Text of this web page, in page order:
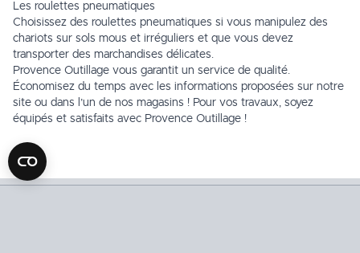
Les roulettes pneumatiques
Choisissez des roulettes pneumatiques si vous manipulez des
chariots sur sols mous et irréguliers et que vous devez
transporter des marchandises délicates.
Provence Outillage vous garantit un service de qualité.
Économisez du temps avec les informations proposées sur notre
site ou dans l’un de nos magasins ! Pour vos travaux, soyez
équipés et satisfaits avec Provence Outillage !